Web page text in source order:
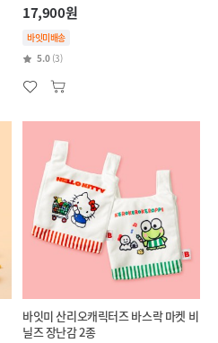
17,900원
바잇미배송
5.0 (3)
바잇미 산리오캐릭터즈 바스락 마켓 비
닐즈 장난감 2종